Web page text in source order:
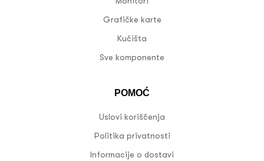
Grafičke karte
Kućišta
Sve komponente
POMOĆ
Uslovi korišćenja
Politika privatnosti
Informacije o dostavi